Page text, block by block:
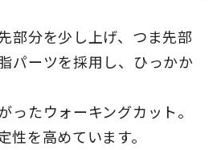
部分を少し上げ、つま先部
パーツを採用し、ひっかか
たウォーキングカット。
を高めています。